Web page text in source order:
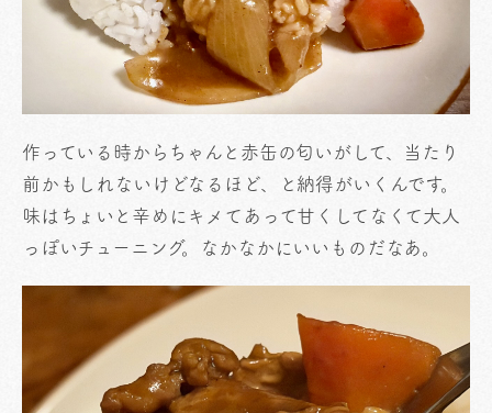
作っている時からちゃんと赤缶の匂いがして、当たり
前かもしれないけどなるほど、と納得がいくんです。
味はちょいと辛めにキメてあって甘くしてなくて大人
っぽいチューニング。なかなかにいいものだなあ。